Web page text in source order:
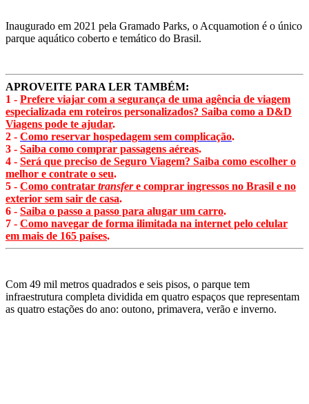
Inaugurado em 2021 pela Gramado Parks, o Acquamotion é o único
parque aquático coberto e temático do Brasil.
APROVEITE PARA LER TAMBÉM:
1 - Prefere viajar com a segurança de uma agência de viagem
especializada em roteiros personalizados? Saiba como a D&D
Viagens pode te ajudar.
2 - Como reservar hospedagem sem complicação.
3 - Saiba como comprar passagens aéreas.
4 - Será que preciso de Seguro Viagem? Saiba como escolher o
melhor e contrate o seu.
5 - Como contratar transfere comprar ingressos no Brasil e no
exterior sem sair de casa.
6 - Saiba o passo a passo para alugar um carro.
7 - Como navegar de forma ilimitada na internet pelo celular
em mais de 165 países.
Com 49 mil metros quadrados e seis pisos, o parque tem
infraestrutura completa dividida em quatro espaços que representam
as quatro estações do ano: outono, primavera, verão e inverno.